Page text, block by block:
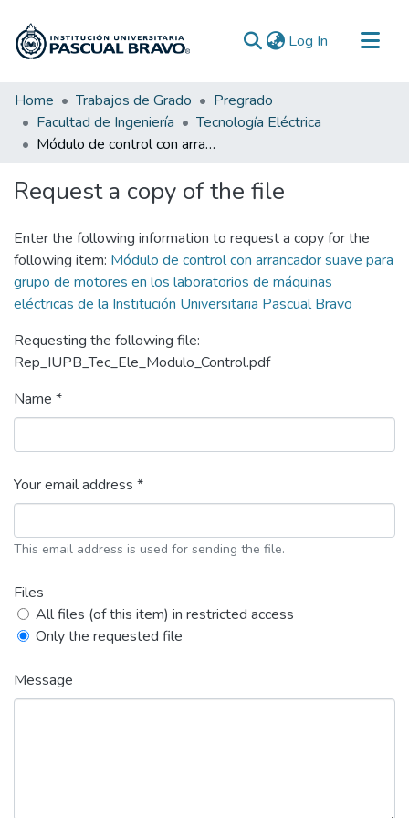
Log In (current)
Communities & Collections
All of DSpace
Statistics
Home Trabajos de Grado
Pregrado
Facultad de Ingeniería
Tecnología Eléctrica
Módulo de control con arrancador suave para grupo de motores en los laboratorios de máquinas eléctricas de la Institución Universitaria Pascual Bravo
Request a copy of the file
Enter the following information to request a copy for the
following item: Módulo de control con arrancador suave para
grupo de motores en los laboratorios de máquinas
eléctricas de la Institución Universitaria Pascual Bravo
Requesting the following file:
Rep_IUPB_Tec_Ele_Modulo_Control.pdf
Name *
Your email address *
This email address is used for sending the file.
Files
All files (of this item) in restricted access
Only the requested file
Message